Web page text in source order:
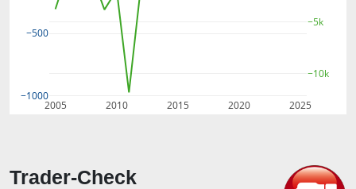
2005 2010 2015 2020 2025
−1000
−500
−10k
−5k
Trader-Check